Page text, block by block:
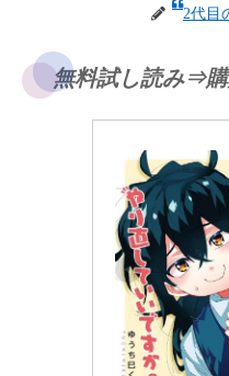
2代目
無料試し読み⇒